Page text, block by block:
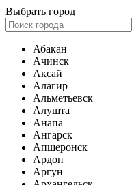
Выбрать город
Абакан
Ачинск
Аксай
Алагир
Альметьевск
Алушта
Анапа
Ангарск
Апшеронск
Ардон
Аргун